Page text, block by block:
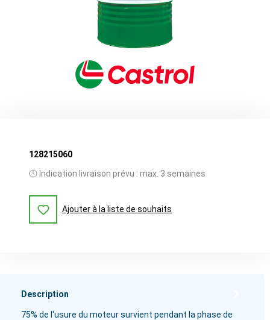
128215060
Indication livraison prévu : max. 3 semaines
Ajouter à la liste de souhaits
Description
75% de l'usure du moteur survient pendant la phase de